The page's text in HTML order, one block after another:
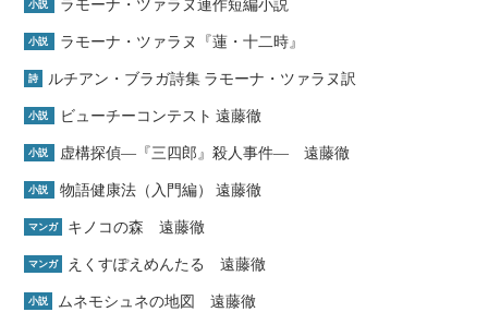
小説 ラモーナ・ツァラヌ連作短編小説
小説 ラモーナ・ツァラヌ『蓮・十二時』
詩 ルチアン・ブラガ詩集 ラモーナ・ツァラヌ訳
小説 ビューチーコンテスト 遠藤徹
小説 虚構探偵―『三四郎』殺人事件― 遠藤徹
小説 物語健康法（入門編） 遠藤徹
マンガ キノコの森 遠藤徹
マンガ えくすぽえめんたる 遠藤徹
小説 ムネモシュネの地図 遠藤徹